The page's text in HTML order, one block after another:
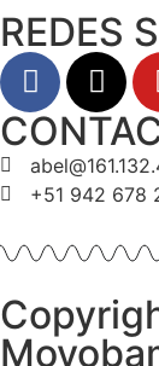
REDES
+51 942 678